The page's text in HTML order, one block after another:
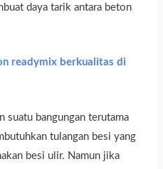
daya tarik antara beton
readymix berkualitas di
suatu bangungan terutama
tulangan besi yang
besi ulir. Namun jika